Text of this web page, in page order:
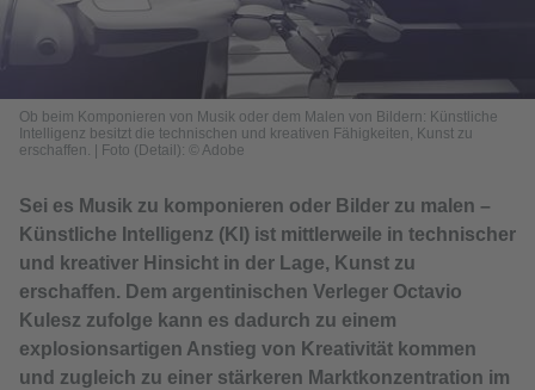
Ob beim Komponieren von Musik oder dem Malen von Bildern: Künstliche
Intelligenz besitzt die technischen und kreativen Fähigkeiten, Kunst zu
erschaffen.
Foto (Detail): © Adobe
Sei es Musik zu komponieren oder Bilder zu malen –
Künstliche Intelligenz (KI) ist mittlerweile in technischer
und kreativer Hinsicht in der Lage, Kunst zu
erschaffen. Dem argentinischen Verleger Octavio
Kulesz zufolge kann es dadurch zu einem
explosionsartigen Anstieg von Kreativität kommen
und zugleich zu einer stärkeren Marktkonzentration im